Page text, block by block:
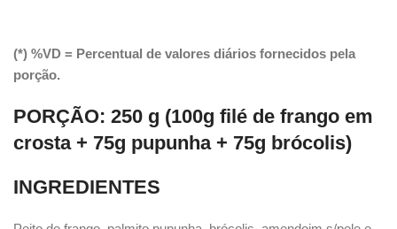
(*) %VD = Percentual de valores diários fornecidos pela
porção.
PORÇÃO: 250 g (100g filé de frango em
crosta + 75g pupunha + 75g brócolis)
INGREDIENTES